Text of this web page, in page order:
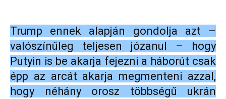
Trump ennek alapján gondolja azt –
valószínűleg teljesen józanul – hogy
Putyin is be akarja fejezni a háborút csak
épp az arcát akarja megmenteni azzal,
hogy néhány orosz többségű ukrán